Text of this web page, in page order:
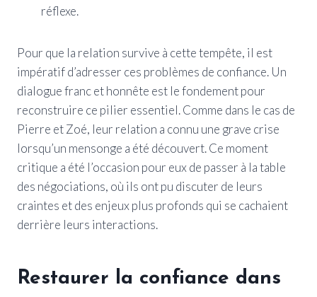
réflexe.
Pour que la relation survive à cette tempête, il est
impératif d’adresser ces problèmes de confiance. Un
dialogue franc et honnête est le fondement pour
reconstruire ce pilier essentiel. Comme dans le cas de
Pierre et Zoé, leur relation a connu une grave crise
lorsqu’un mensonge a été découvert. Ce moment
critique a été l’occasion pour eux de passer à la table
des négociations, où ils ont pu discuter de leurs
craintes et des enjeux plus profonds qui se cachaient
derrière leurs interactions.
Restaurer la confiance dans